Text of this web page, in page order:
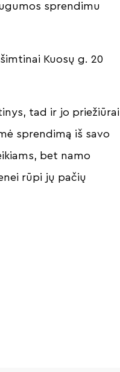
sprendimu
Kuosų g. 20
tad ir jo priežiūrai
sprendimą iš savo
bet namo
rūpi jų pačių